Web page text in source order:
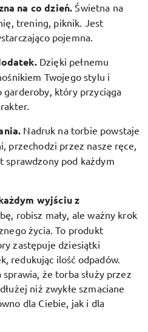
na co dzień. Świetna na
trening, piknik. Jest
pojemna.
. Dzięki pełnemu
Twojego stylu i
garderoby, który przyciąga
Nadruk na torbie powstaje
przechodzi przez nasze ręce,
sprawdzony pod każdym
wyjściu z
robisz mały, ale ważny krok
życia. To produkt
zastępuje dziesiątki
redukując ilość odpadów.
że torba służy przez
niż zwykłe szmaciane
dla Ciebie, jak i dla